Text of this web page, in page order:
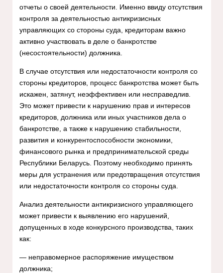
отчеты о своей деятельности. Именно ввиду отсутствия
контроля за деятельностью антикризисных
управляющих со стороны суда, кредиторам важно
активно участвовать в деле о банкротстве
(несостоятельности) должника.
В случае отсутствия или недостаточности контроля со
стороны кредиторов, процесс банкротства может быть
искажен, затянут, неэффективен или несправедлив.
Это может привести к нарушению прав и интересов
кредиторов, должника или иных участников дела о
банкротстве, а также к нарушению стабильности,
развития и конкурентоспособности экономики,
финансового рынка и предпринимательской среды
Республики Беларусь. Поэтому необходимо принять
меры для устранения или предотвращения отсутствия
или недостаточности контроля со стороны суда.
Анализ деятельности антикризисного управляющего
может привести к выявлению его нарушений,
допущенных в ходе конкурсного производства, таких
как:
— неправомерное распоряжение имуществом
должника;